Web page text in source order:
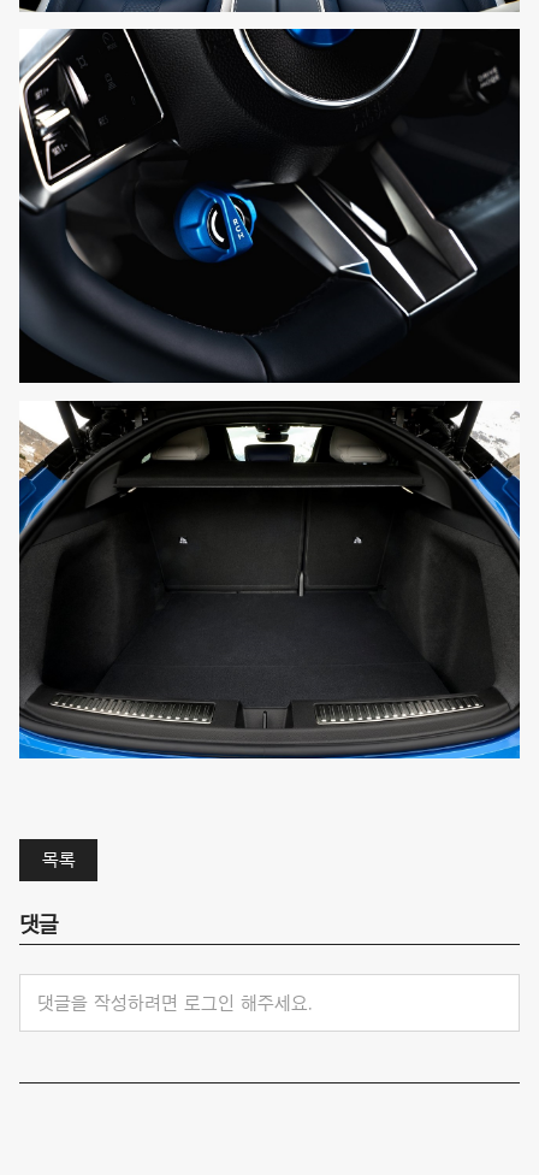
목록
댓글
댓글을 작성하려면 로그인 해주세요.